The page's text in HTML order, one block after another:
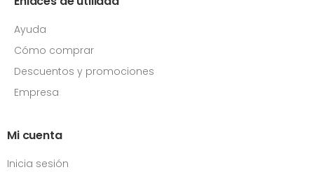
Ayuda
Cómo comprar
Descuentos y promociones
Empresa
Mi cuenta
Inicia sesión